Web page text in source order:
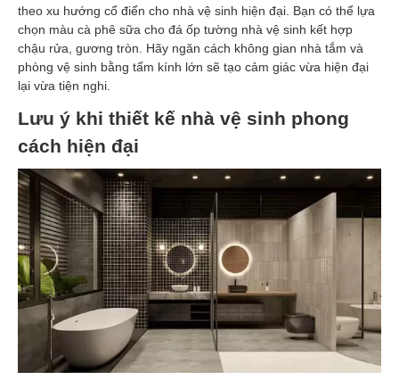
theo xu hướng cổ điển cho nhà vệ sinh hiện đại. Bạn có thể lựa
chọn màu cà phê sữa cho đá ốp tường nhà vệ sinh kết hợp
chậu rửa, gương tròn. Hãy ngăn cách không gian nhà tắm và
phòng vệ sinh bằng tấm kính lớn sẽ tạo cảm giác vừa hiện đại
lại vừa tiện nghi.
Lưu ý khi thiết kế nhà vệ sinh phong
cách hiện đại